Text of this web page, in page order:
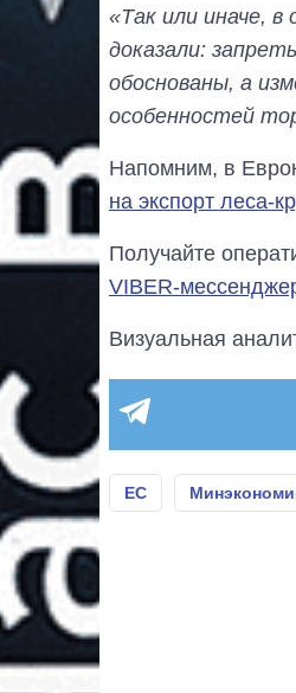
«Так или иначе,
доказали:
обоснованы, а
особенностей
Напомним, в
на экспорт леса-
Получайте
VIBER-
Визуальная
ЕС